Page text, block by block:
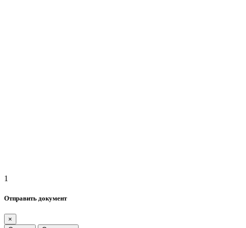
1
Отправить документ
×